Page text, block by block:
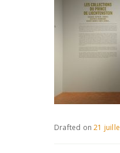
Drafted on21